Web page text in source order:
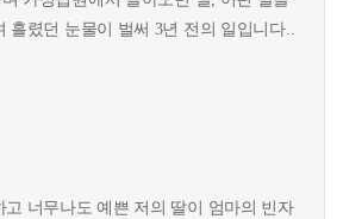
흘렸던 눈물이 벌써 3년 전의 일입니다..
고 너무나도 예쁜 저의 딸이 엄마의 빈자